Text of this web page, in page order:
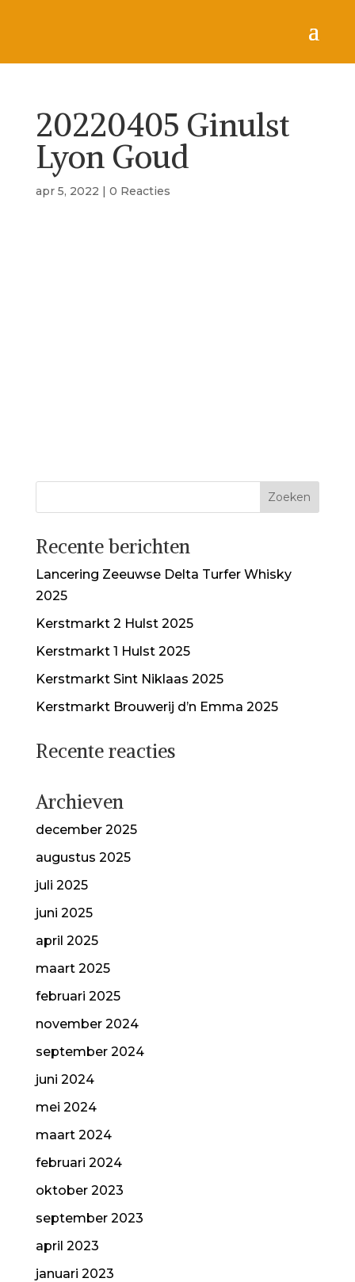
20220405 Ginulst
Lyon Goud
apr 5, 2022 | 0 Reacties
Recente berichten
Lancering Zeeuwse Delta Turfer Whisky
2025
Kerstmarkt 2 Hulst 2025
Kerstmarkt 1 Hulst 2025
Kerstmarkt Sint Niklaas 2025
Kerstmarkt Brouwerij d’n Emma 2025
Recente reacties
Archieven
december 2025
augustus 2025
juli 2025
juni 2025
april 2025
maart 2025
februari 2025
november 2024
september 2024
juni 2024
mei 2024
maart 2024
februari 2024
oktober 2023
september 2023
april 2023
januari 2023